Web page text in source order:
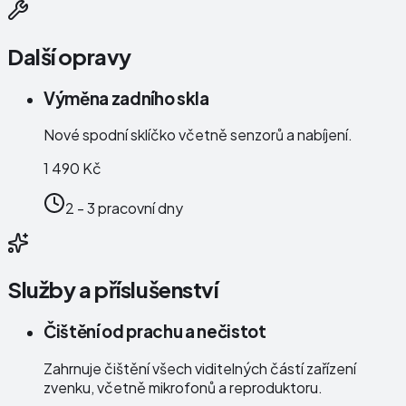
Další opravy
Výměna zadního skla
Nové spodní sklíčko včetně senzorů a nabíjení.
1 490 Kč
2 - 3 pracovní dny
Služby a příslušenství
Čištění od prachu a nečistot
Zahrnuje čištění všech viditelných částí zařízení
zvenku, včetně mikrofonů a reproduktoru.